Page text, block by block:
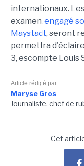
internationaux.
examen, engagé
Maystadt, seront
permettra
3, escompte Louis
Article rédigé par
Maryse Gros
Journaliste, chef de
Cet